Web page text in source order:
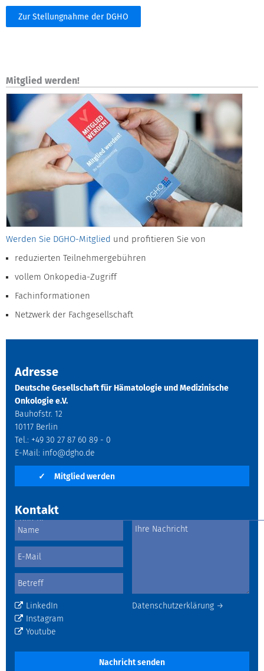
Zur Stellungnahme der DGHO
Mitglied werden!
Werden Sie DGHO-Mitglied und profitieren Sie von
reduzierten Teilnehmergebühren
vollem Onkopedia-Zugriff
Fachinformationen
Netzwerk der Fachgesellschaft
Adresse
Deutsche Gesellschaft für Hämatologie und Medizinische
Onkologie e.V.
Bauhofstr. 12
10117 Berlin
Tel.: +49 30 27 87 60 89 - 0
E-Mail: info@dgho.de
✓ Mitglied werden
Kontakt
Datenschutzerklärung →
LinkedIn
Instagram
Youtube
Nachricht senden